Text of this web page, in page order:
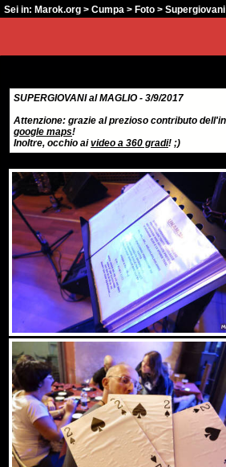
Sei in: Marok.org > Cumpa > Foto >
SUPERGIOVANI al MAGLIO - 3/9/2017
Attenzione: grazie al prezioso contributo
google maps!
Inoltre, occhio aivideo a 360 gradi! ;)